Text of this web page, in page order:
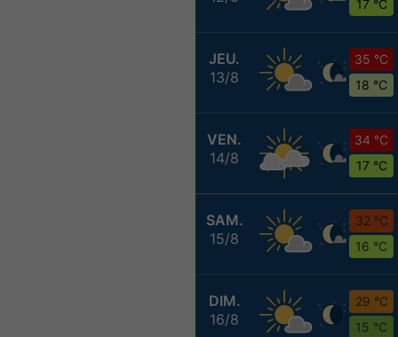
17 °C
JEU.
13/8
35 °C
18 °C
VEN.
14/8
34 °C
17 °C
SAM.
15/8
32 °C
16 °C
DIM.
16/8
29 °C
15 °C